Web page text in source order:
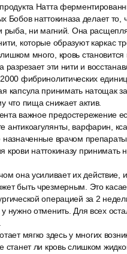
Натта
Бобов наттокиназа делает то,
рыба, ни магний. Она
которые образуют каркас
много, кровь становится
разрезает эти нити и
фибринолитических
капсула принимать натощак
что пища снижает актив.
важное предостережение
антикоагулянты, варфарин,
назначенные врачом
крови наттокиназу принимать
она усиливает их действие,
быть чрезмерным. Это
операцией за 2
нужно отменить. Для всех
мягко здесь у многих
станет ли кровь слишком